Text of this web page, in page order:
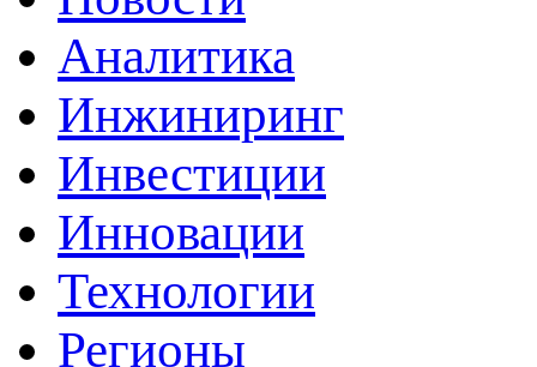
Аналитика
Инжиниринг
Инвестиции
Инновации
Технологии
Регионы